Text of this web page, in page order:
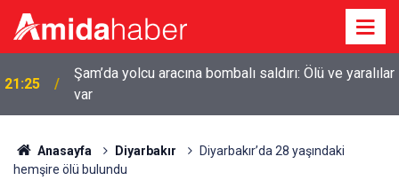
20:44 Diyarbakır’da sulama kanalına giren genç boğuldu
Anasayfa Diyarbakır
Diyarbakır’da 28 yaşındaki
hemşire ölü bulundu